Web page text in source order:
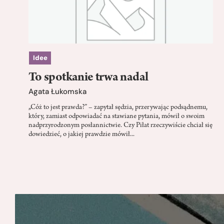
Idee
To spotkanie trwa nadal
Agata Łukomska
„Cóż to jest prawda?” – zapytał sędzia, przerywając podsądnemu,
który, zamiast odpowiadać na stawiane pytania, mówił o swoim
nadprzyrodzonym posłannictwie. Czy Piłat rzeczywiście chciał się
dowiedzieć, o jakiej prawdzie mówił...